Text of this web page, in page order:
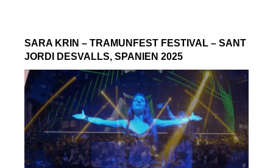
SARA KRIN – TRAMUNFEST FESTIVAL – SANT
JORDI DESVALLS, SPANIEN 2025